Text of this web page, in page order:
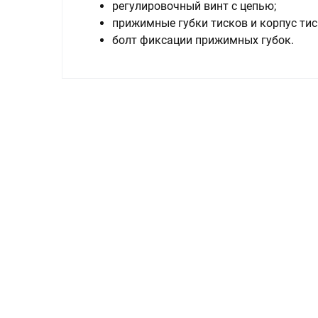
регулировочный винт с цепью;
прижимные губки тисков и корпус
болт фиксации прижимных губок.